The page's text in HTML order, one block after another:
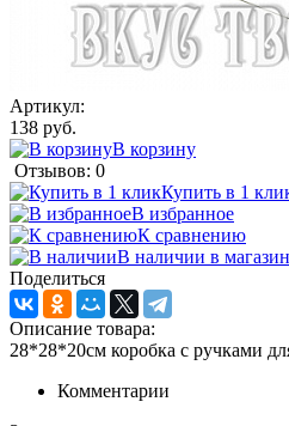
Артикул:
138 руб.
В корзину
Отзывов: 0
Купить в 1
В избранное
К сравнению
В наличии в
Поделиться
Описание товара:
28*28*20см коробка с ручками
Комментарии